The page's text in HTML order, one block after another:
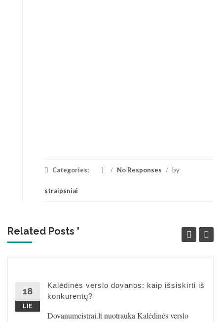
Categories: / No Responses / by
straipsniai
Related Posts '
18
LIE
Kalėdinės verslo dovanos: kaip išsiskirti iš
konkurentų?
Dovanumeistrai.lt nuotrauka Kalėdinės verslo